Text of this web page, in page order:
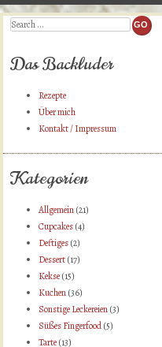
Search
Das Backluder
Rezepte
Über mich
Kontakt / Impressum
Kategorien
Allgemein(21)
Cupcakes(4)
Deftiges(2)
Dessert(17)
Kekse(15)
Kuchen(36)
Sonstige Leckereien(3)
Süßes Fingerfood(5)
Tarte(13)